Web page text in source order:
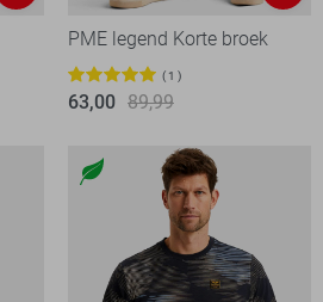
PME legend Korte broek
1
63,00 89,99